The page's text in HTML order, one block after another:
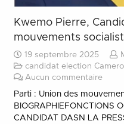
Kwemo Pierre,
mouvements
19 septembre 2025
candidat election
Aucun commentaire
Parti : Union des
BIOGRAPHIEFONCTIONS
CANDIDAT DASN LA